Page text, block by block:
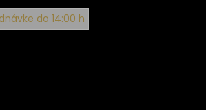
do 14:00 h